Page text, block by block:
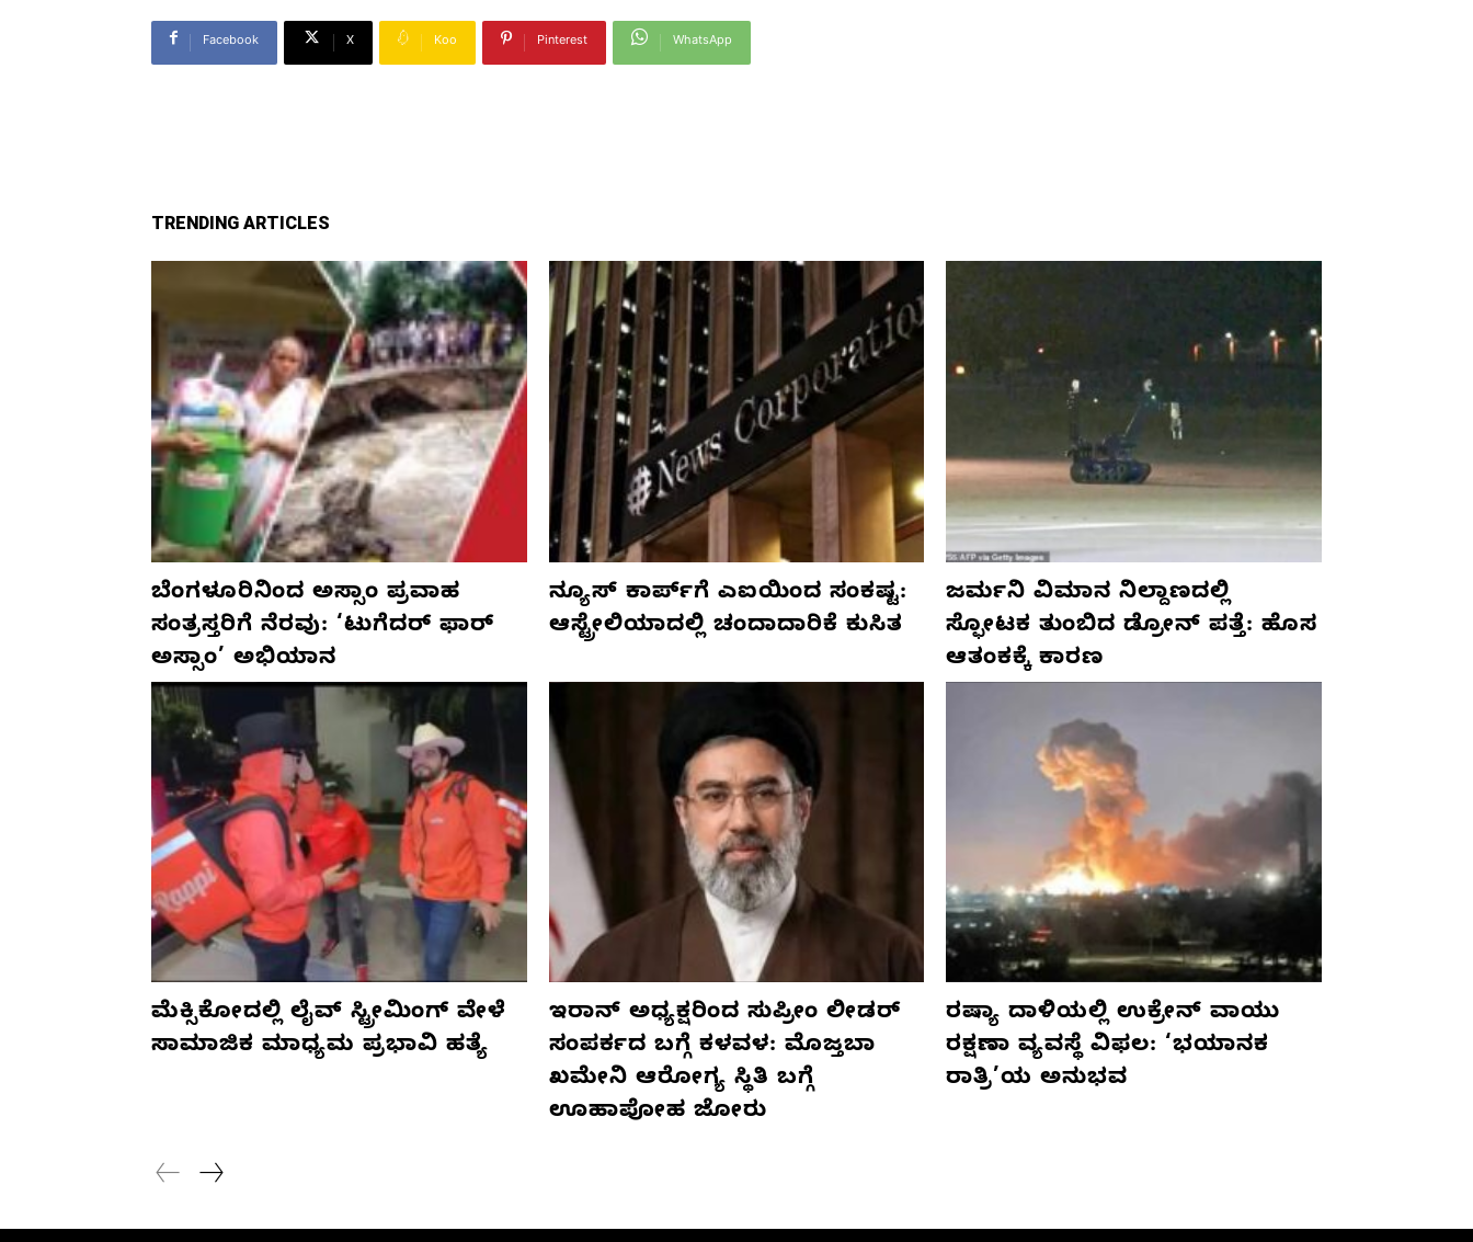
Facebook X Koo Pinterest WhatsApp
TRENDING ARTICLES
ಬೆಂಗಳೂರಿನಿಂದ ಅಸ್ಸಾಂ ಪ್ರವಾಹ
ಸಂತ್ರಸ್ತರಿಗೆ ನೆರವು: ‘ಟುಗೆದರ್ ಫಾರ್
ಅಸ್ಸಾಂ’ ಅಭಿಯಾನ
ನ್ಯೂಸ್ ಕಾರ್ಪ್‌ಗೆ ಎಐಯಿಂದ ಸಂಕಷ್ಟ:
ಆಸ್ಟ್ರೇಲಿಯಾದಲ್ಲಿ ಚಂದಾದಾರಿಕೆ ಕುಸಿತ
ಜರ್ಮನಿ ವಿಮಾನ ನಿಲ್ದಾಣದಲ್ಲಿ
ಸ್ಫೋಟಕ ತುಂಬಿದ ಡ್ರೋನ್ ಪತ್ತೆ: ಹೊಸ
ಆತಂಕಕ್ಕೆ ಕಾರಣ
ಮೆಕ್ಸಿಕೋದಲ್ಲಿ ಲೈವ್ ಸ್ಟ್ರೀಮಿಂಗ್ ವೇಳೆ
ಸಾಮಾಜಿಕ ಮಾಧ್ಯಮ ಪ್ರಭಾವಿ ಹತ್ಯೆ
ಇರಾನ್ ಅಧ್ಯಕ್ಷರಿಂದ ಸುಪ್ರೀಂ ಲೀಡರ್
ಸಂಪರ್ಕದ ಬಗ್ಗೆ ಕಳವಳ: ಮೊಜ್ತಬಾ
ಖಮೇನಿ ಆರೋಗ್ಯ ಸ್ಥಿತಿ ಬಗ್ಗೆ
ಊಹಾಪೋಹ ಜೋರು
ರಷ್ಯಾ ದಾಳಿಯಲ್ಲಿ ಉಕ್ರೇನ್ ವಾಯು
ರಕ್ಷಣಾ ವ್ಯವಸ್ಥೆ ವಿಫಲ: ‘ಭಯಾನಕ
ರಾತ್ರಿ’ಯ ಅನುಭವ